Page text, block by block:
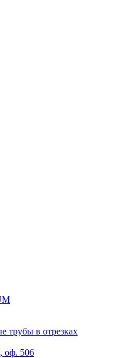
трубы в отрезках
оф. 506